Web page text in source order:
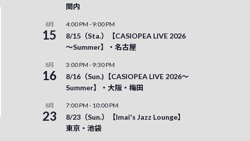
関内
8月
15
4:00 PM - 9:00 PM
8/15（Sta.）【CASIOPEA LIVE 2026
～Summer】・名古屋
8月
16
3:00 PM - 9:30 PM
8/16（Sun.)【CASIOPEA LIVE 2026～
Summer】・大阪・梅田
8月
23
7:00 PM - 10:00 PM
8/23（Sun.）【Imai's Jazz Lounge】
東京・池袋